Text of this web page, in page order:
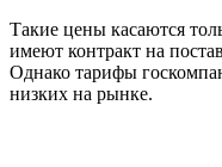
Такие цены касаются
имеют контракт на
Однако тарифы
низких на рынке.